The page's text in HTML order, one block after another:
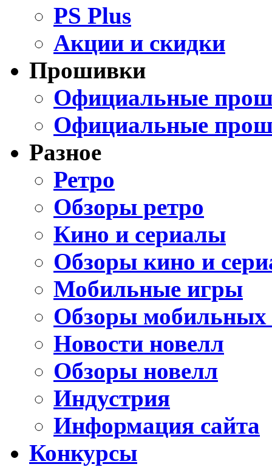
PS Plus
Акции и скидки
Прошивки
Официальные
Официальные
Разное
Ретро
Обзоры ретро
Кино и сериалы
Обзоры кино и
Мобильные игры
Обзоры мобильных
Новости новелл
Обзоры новелл
Индустрия
Информация сайта
Конкурсы